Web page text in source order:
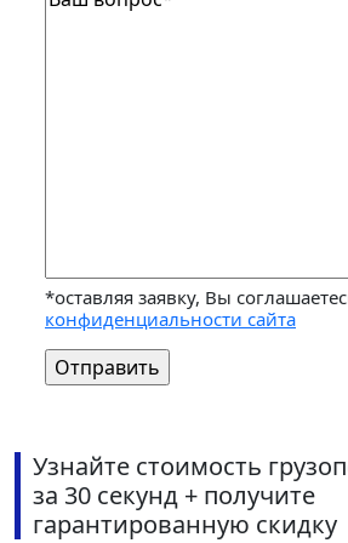
*оставляя заявку, Вы
конфиденциальности сайта
Узнайте стоимость
за 30 секунд + получите
гарантированную скидку